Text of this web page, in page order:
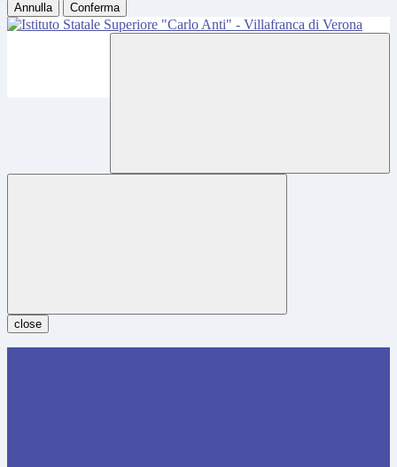
Annulla Conferma
close